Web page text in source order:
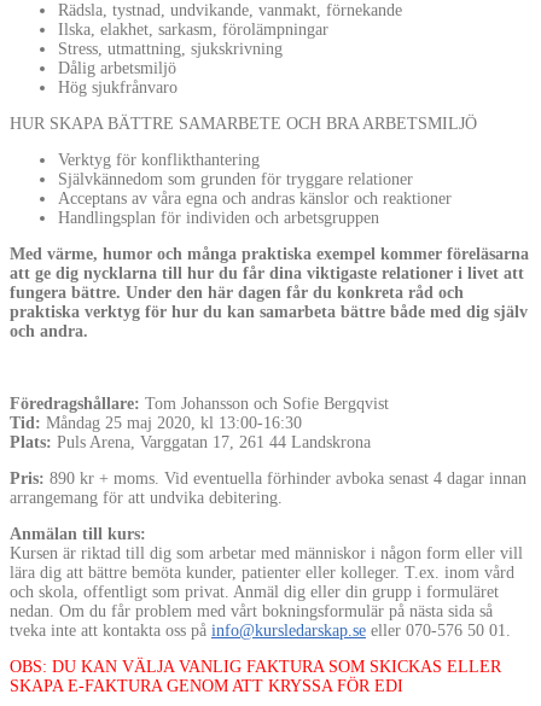
Rädsla, tystnad, undvikande, vanmakt, förnekande
Ilska, elakhet, sarkasm, förolämpningar
Stress, utmattning, sjukskrivning
Dålig arbetsmiljö
Hög sjukfrånvaro
HUR SKAPA BÄTTRE SAMARBETE OCH BRA ARBETSMILJÖ
Verktyg för konflikthantering
Självkännedom som grunden för tryggare relationer
Acceptans av våra egna och andras känslor och reaktioner
Handlingsplan för individen och arbetsgruppen
Med värme, humor och många praktiska exempel kommer föreläsarna
att ge dig nycklarna till hur du får dina viktigaste relationer i livet att
fungera bättre. Under den här dagen får du konkreta råd och
praktiska verktyg för hur du kan samarbeta bättre både med dig själv
och andra.
Föredragshållare: Tom Johansson och Sofie Bergqvist
Tid: Måndag 25 maj 2020, kl 13:00-16:30
Plats: Puls Arena, Varggatan 17, 261 44 Landskrona
Pris: 890 kr + moms. Vid eventuella förhinder avboka senast 4 dagar innan
arrangemang för att undvika debitering.
Anmälan till kurs:
Kursen är riktad till dig som arbetar med människor i någon form eller vill
lära dig att bättre bemöta kunder, patienter eller kolleger. T.ex. inom vård
och skola, offentligt som privat. Anmäl dig eller din grupp i formuläret
nedan. Om du får problem med vårt bokningsformulär på nästa sida så
tveka inte att kontakta oss på info@kursledarskap.se eller 070-576 50 01.
OBS: DU KAN VÄLJA VANLIG FAKTURA SOM SKICKAS ELLER
SKAPA E-FAKTURA GENOM ATT KRYSSA FÖR EDI